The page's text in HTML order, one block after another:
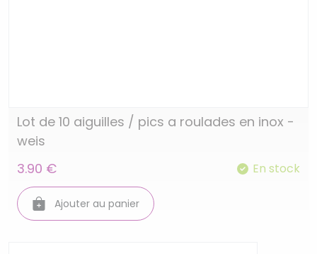
Lot de 10 aiguilles / pics a roulades en inox -
weis
3.90 €
En stock
Ajouter au panier